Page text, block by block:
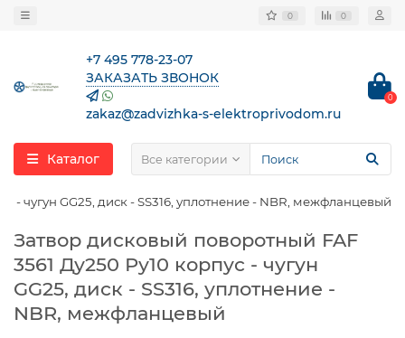
0 0
+7 495 778-23-07
ЗАКАЗАТЬ ЗВОНОК
zakaz@zadvizhka-s-elektroprivodom.ru
0
Каталог Все категории
- чугун GG25, диск - SS316, уплотнение - NBR, межфланцевый
Затвор дисковый поворотный FAF
3561 Ду250 Ру10 корпус - чугун
GG25, диск - SS316, уплотнение -
NBR, межфланцевый